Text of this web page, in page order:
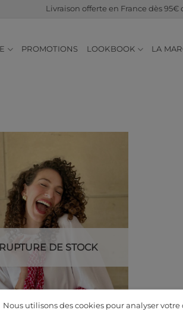
Livraison offerte en France dès 95€
PROMOTIONS LOOKBOOK LA
RUPTURE DE STOCK
Nous utilisons des cookies pour analyser